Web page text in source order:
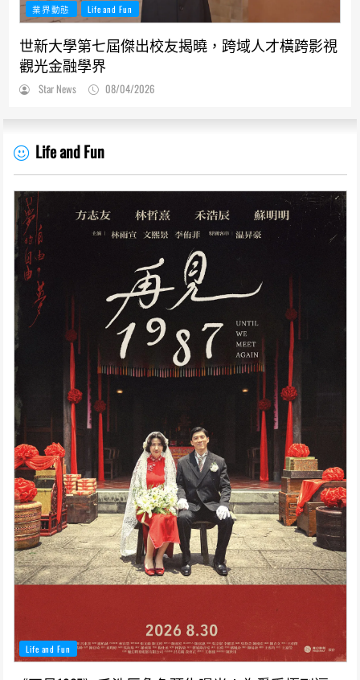
業界動態 Life and Fun
世新大學第七屆傑出校友揭曉，跨域人才橫跨影視
觀光金融學界
Star News 08/04/2026
Life and Fun
Life and Fun